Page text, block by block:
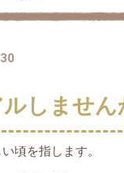
しません
頃を指します。